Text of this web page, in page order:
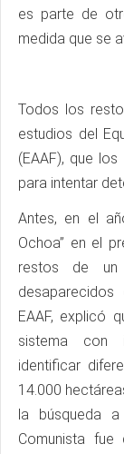
es parte de
medida que se
Todos los
estudios del
(EAAF), que
para intentar
Antes, en el
Ochoa” en el
restos de un
desaparecidos
EAAF, explicó
sistema con
identificar
14.000
la búsqueda
Comunista fue